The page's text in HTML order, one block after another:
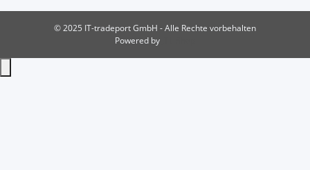
© 2025 IT-tradeport GmbH - Alle Rechte vorbehalten
Powered by